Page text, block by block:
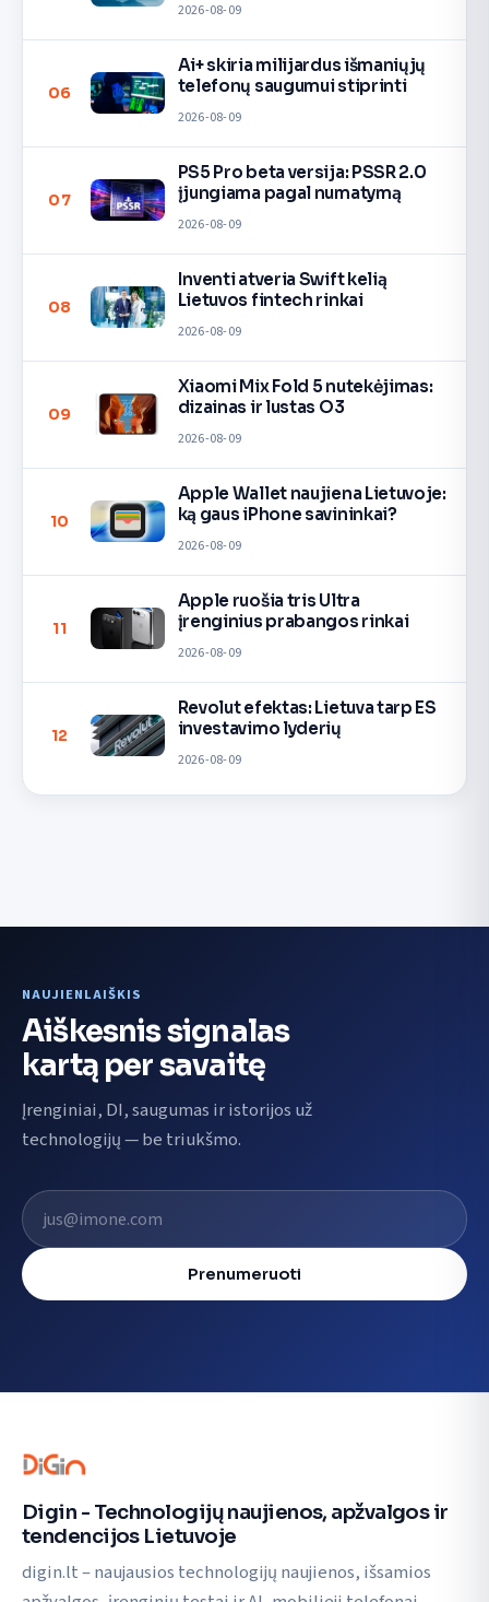
2026-08-09
06
Ai+ skiria milijardus išmaniųjų
telefonų saugumui stiprinti
2026-08-09
07
PS5 Pro beta versija: PSSR 2.0
įjungiama pagal numatymą
2026-08-09
08
Inventi atveria Swift kelią
Lietuvos fintech rinkai
2026-08-09
09
Xiaomi Mix Fold 5 nutekėjimas:
dizainas ir lustas O3
2026-08-09
10
Apple Wallet naujiena Lietuvoje:
ką gaus iPhone savininkai?
2026-08-09
11
Apple ruošia tris Ultra
įrenginius prabangos rinkai
2026-08-09
12
Revolut efektas: Lietuva tarp ES
investavimo lyderių
2026-08-09
NAUJIENLAIŠKIS
Aiškesnis signalas
kartą per savaitę
Įrenginiai, DI, saugumas ir istorijos už
technologijų — be triukšmo.
El. pašto adresas
Prenumeruoti
Digin - Technologijų naujienos, apžvalgos ir
tendencijos Lietuvoje
digin.lt – naujausios technologijų naujienos, išsamios